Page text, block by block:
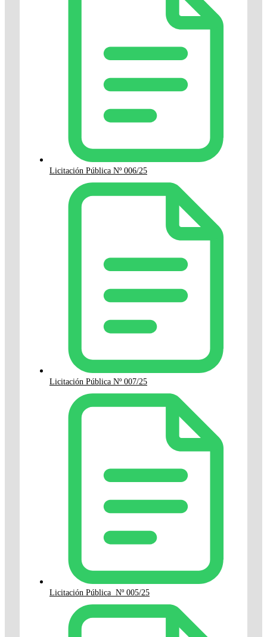
Licitación Pública Nº 006/25
Licitación Pública Nº 007/25
Licitación Pública Nº 005/25